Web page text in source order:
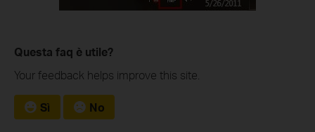
Questa faq è utile?
Your feedback helps improve this site.
Sì No